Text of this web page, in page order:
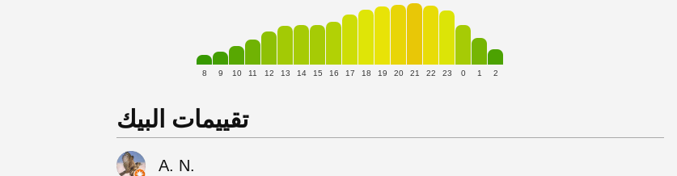
8 9 10 11 12 13 14 15 16 17 18 19 20 21 22 23 0 1 2
تقييمات البيك
A. N.